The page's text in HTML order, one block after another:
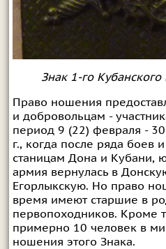
Знак 1-го
Право ношения
и добровольцам -
период 9 (22) февраля -
г., когда после ряда боев
станицам Дона и Кубани,
армия вернулась в
Егорлыкскую. Но право
время имеют старшие в
первопоходников. Кроме
примерно 10 человек в
ношения этого Знака.